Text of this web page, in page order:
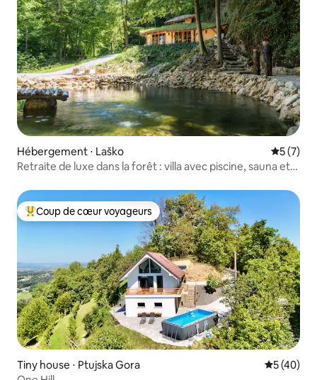
Hébergement ⋅ Laško
5 (7)
Retraite de luxe dans la forêt : villa avec piscine, sauna et
Coups de cœur voyageurs les plus appréciés
Coup de cœur voyageurs
Tiny house ⋅ Ptujska Gora
5 (40)